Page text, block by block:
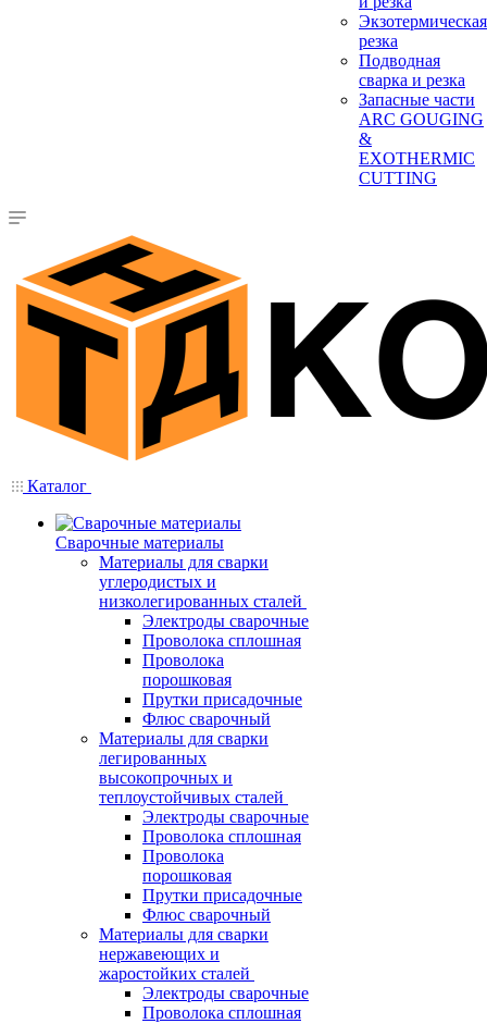
Экзотермическая
резка
Подводная
сварка и резка
Запасные части
ARC GOUGING
&
EXOTHERMIC
CUTTING
Каталог
Сварочные материалы
Материалы для сварки
углеродистых и
низколегированных сталей
Электроды сварочные
Проволока сплошная
Проволока
порошковая
Прутки присадочные
Флюс сварочный
Материалы для сварки
легированных
высокопрочных и
теплоустойчивых сталей
Электроды сварочные
Проволока сплошная
Проволока
порошковая
Прутки присадочные
Флюс сварочный
Материалы для сварки
нержавеющих и
жаростойких сталей
Электроды сварочные
Проволока сплошная